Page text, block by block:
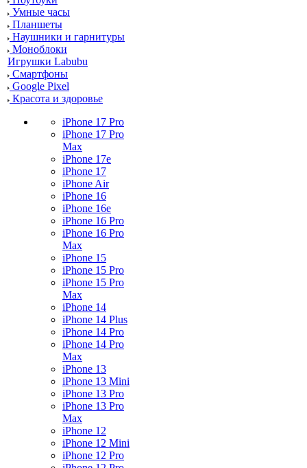
Умные часы
Планшеты
Наушники и гарнитуры
Моноблоки
Игрушки Labubu
Смартфоны
Google Pixel
Красота и здоровье
iPhone 17 Pro
iPhone 17 Pro
Max
iPhone 17e
iPhone 17
iPhone Air
iPhone 16
iPhone 16e
iPhone 16 Pro
iPhone 16 Pro
Max
iPhone 15
iPhone 15 Pro
iPhone 15 Pro
Max
iPhone 14
iPhone 14 Plus
iPhone 14 Pro
iPhone 14 Pro
Max
iPhone 13
iPhone 13 Mini
iPhone 13 Pro
iPhone 13 Pro
Max
iPhone 12
iPhone 12 Mini
iPhone 12 Pro